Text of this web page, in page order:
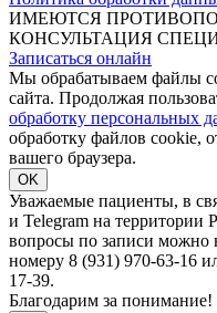
ИМЕЮТСЯ
КОНСУЛЬТАЦИЯ
Записаться онлайн
Мы обрабатываем файлы
сайта. Продолжая
обработку персональных
обработку файлов cookie,
вашего браузера.
OK
Уважаемые пациенты, в
и Telegram на территории
вопросы по записи можно
номеру 8 (931) 970-63-16
17-39.
Благодарим за понимание!